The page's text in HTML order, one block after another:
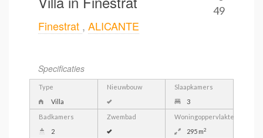
49
Finestrat , ALICANTE
Specificaties
Type
Villa
Nieuwbouw
Slaapkamers
3
Badkamers
2
Zwembad
Woningoppervlakte
295 m2